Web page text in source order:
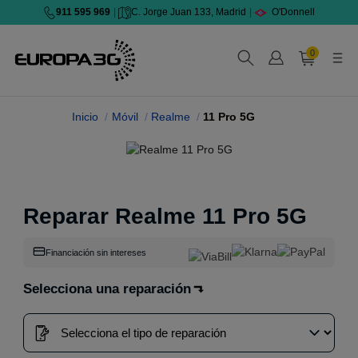
911 595 969 C. Jorge Juan 133, Madrid O'Donnell
0
Inicio Móvil Realme 11 Pro 5G
Reparar Realme 11 Pro 5G
Financiación sin intereses
Selecciona una reparación